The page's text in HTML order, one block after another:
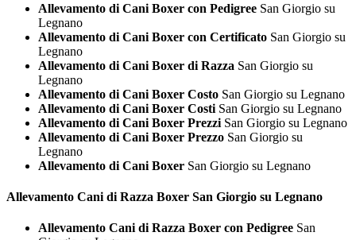
Allevamento di Cani Boxer con Pedigree San Giorgio su
Legnano
Allevamento di Cani Boxer con Certificato San Giorgio su
Legnano
Allevamento di Cani Boxer di Razza San Giorgio su
Legnano
Allevamento di Cani Boxer Costo San Giorgio su Legnano
Allevamento di Cani Boxer Costi San Giorgio su Legnano
Allevamento di Cani Boxer Prezzi San Giorgio su Legnano
Allevamento di Cani Boxer Prezzo San Giorgio su
Legnano
Allevamento di Cani Boxer San Giorgio su Legnano
Allevamento Cani di Razza Boxer San Giorgio su Legnano
Allevamento Cani di Razza Boxer con Pedigree San